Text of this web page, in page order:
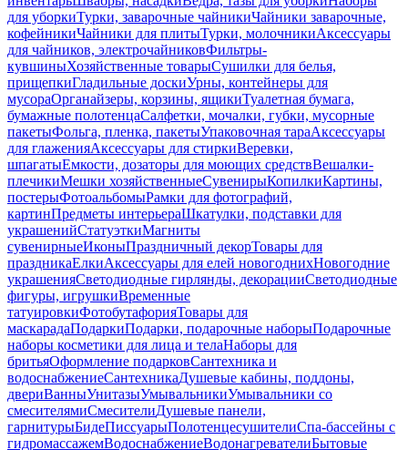
для уборкиТурки, заварочные чайникиЧайники заварочные,
кофейникиЧайники для плитыТурки, молочникиАксессуары
для чайников, электрочайниковФильтры-
кувшиныХозяйственные товарыСушилки для белья,
прищепкиГладильные доскиУрны, контейнеры для
мусораОрганайзеры, корзины, ящикиТуалетная бумага,
бумажные полотенцаСалфетки, мочалки, губки, мусорные
пакетыФольга, пленка, пакетыУпаковочная тараАксессуары
для глаженияАксессуары для стиркиВеревки,
шпагатыЕмкости, дозаторы для моющих средствВешалки-
плечикиМешки хозяйственныеСувенирыКопилкиКартины,
постерыФотоальбомыРамки для фотографий,
картинПредметы интерьераШкатулки, подставки для
украшенийСтатуэткиМагниты
сувенирныеИконыПраздничный декорТовары для
праздникаЕлкиАксессуары для елей новогоднихНовогодние
украшенияСветодиодные гирлянды, декорацииСветодиодные
фигуры, игрушкиВременные
татуировкиФотобутафорияТовары для
маскарадаПодаркиПодарки, подарочные наборыПодарочные
наборы косметики для лица и телаНаборы для
бритьяОформление подарковСантехника и
водоснабжениеСантехникаДушевые кабины, поддоны,
двериВанныУнитазыУмывальникиУмывальники со
смесителямиСмесителиДушевые панели,
гарнитурыБидеПиссуарыПолотенцесушителиСпа-бассейны с
гидромассажемВодоснабжениеВодонагревателиБытовые